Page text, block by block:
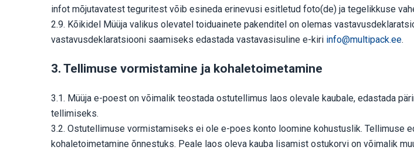
infot mõjutavatest teguritest võib esineda erinevusi esitletud foto(de) ja tegelikkuse
2.9. Kõikidel Müüja valikus olevatel toiduainete pakenditel on olemas
vastavusdeklaratsiooni saamiseks edastada vastavasisuline e-kiri info@multipack.ee.
3. Tellimuse vormistamine ja kohaletoimetamine
3.1. Müüja e-poest on võimalik teostada ostutellimus laos olevale kaubale, edastada
tellimiseks.
3.2. Ostutellimuse vormistamiseks ei ole e-poes konto loomine kohustuslik. Tellimuse
kohaletoimetamine õnnestuks. Peale laos oleva kauba lisamist ostukorvi on võimalik